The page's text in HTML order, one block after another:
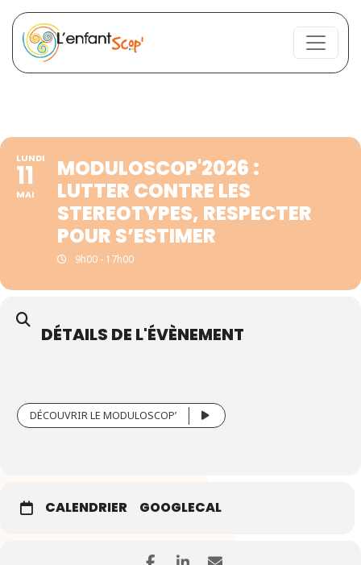
LUNDI
11
MAI
MODULOSCOP'2026 :
LUTTER CONTRE LES
STEREOTYPES, RESPECTER
POUR S’ESTIMER
9h00 - 17h00
DÉTAILS DE L'ÉVÈNEMENT
DÉCOUVRIR LE MODULOSCOP’
CALENDRIER GOOGLECAL